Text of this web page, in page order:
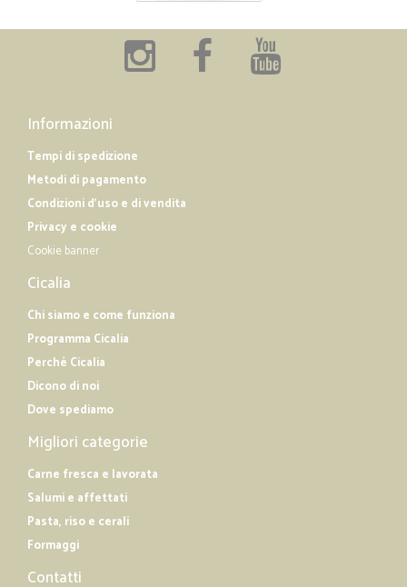
Informazioni
Tempi di spedizione
Metodi di pagamento
Condizioni d'uso e di vendita
Privacy e cookie
Cookie banner
Cicalia
Chi siamo e come funziona
Programma Cicalia
Perché Cicalia
Dicono di noi
Dove spediamo
Migliori categorie
Carne fresca e lavorata
Salumi e affettati
Pasta, riso e cerali
Formaggi
Contatti